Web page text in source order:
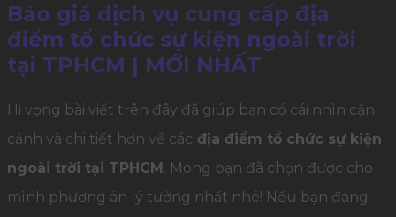
Báo giá dịch vụ cung cấp địa
điểm tổ chức sự kiện ngoài trời
tại TPHCM | MỚI NHẤT
Hi vọng bài viết trên đây đã giúp bạn có cái nhìn cận
cảnh và chi tiết hơn về các địa điểm tổ chức sự kiện
ngoài trời tại TPHCM. Mong bạn đã chọn được cho
mình phương án lý tưởng nhất nhé! Nếu bạn đang